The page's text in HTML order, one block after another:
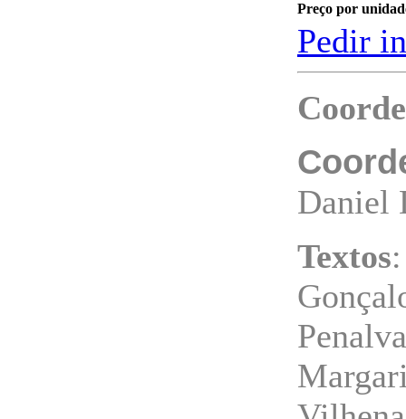
Preço por
Pedir
Daniel
Textos